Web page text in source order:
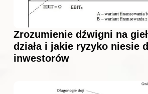
Zrozumienie dźwigni na
działa i jakie ryzyko niesie
inwestorów